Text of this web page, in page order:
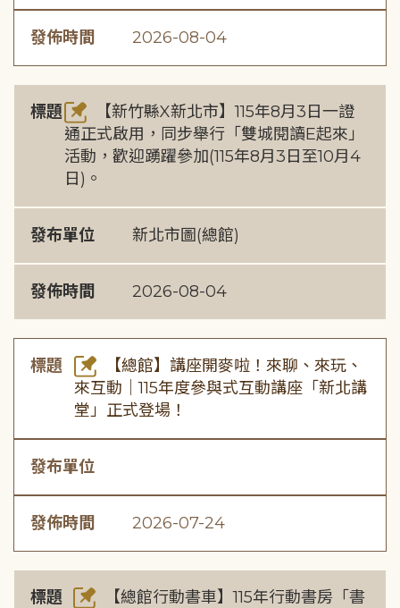
發佈時間 2026-08-04
標題
【新竹縣X新北市】115年8月3日一證
通正式啟用，同步舉行「雙城閱讀E起來」
活動，歡迎踴躍參加(115年8月3日至10月4
日)。
發布單位 新北市圖(總館)
發佈時間 2026-08-04
標題
【總館】講座開麥啦！來聊、來玩、
來互動｜115年度參與式互動講座「新北講
堂」正式登場！
發布單位
發佈時間 2026-07-24
標題
【總館行動書車】115年行動書房「書